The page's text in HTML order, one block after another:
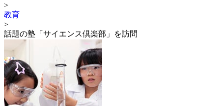
>
教育
>
話題の塾「サイエンス倶楽部」を訪問